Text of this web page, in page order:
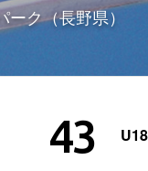
ーク（長野県）
43